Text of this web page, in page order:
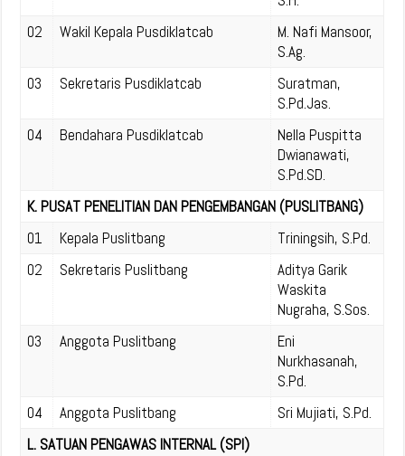
02
Wakil Kepala Pusdiklatcab
M. Nafi Mansoor,
S.Ag.
03
Sekretaris Pusdiklatcab
Suratman,
S.Pd.Jas.
04
Bendahara Pusdiklatcab
Nella Puspitta
Dwianawati,
S.Pd.SD.
K. PUSAT PENELITIAN DAN PENGEMBANGAN (PUSLITBANG)
01
Kepala Puslitbang
Triningsih, S.Pd.
02
Sekretaris Puslitbang
Aditya Garik
Waskita
Nugraha, S.Sos.
03
Anggota Puslitbang
Eni
Nurkhasanah,
S.Pd.
04
Anggota Puslitbang
Sri Mujiati, S.Pd.
L. SATUAN PENGAWAS INTERNAL (SPI)